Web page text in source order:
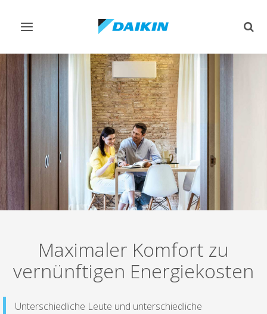
Navigation
Maximaler Komfort zu
vernünftigen Energiekosten
Unterschiedliche Leute und unterschiedliche